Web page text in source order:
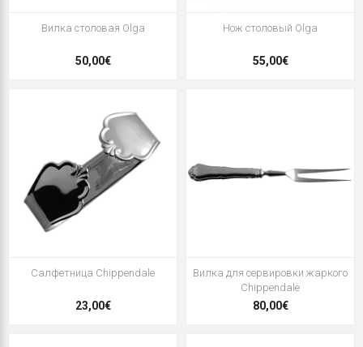
Вилка столовая Olga
50,00€
Нож столовый Olga
55,00€
Салфетница Chippendale
23,00€
Вилка для сервировки жаркого
Chippendale
80,00€